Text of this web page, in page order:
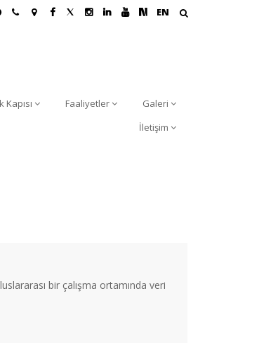
EN
Faaliyetler
Galeri
İletişim
bir çalışma ortamında veri